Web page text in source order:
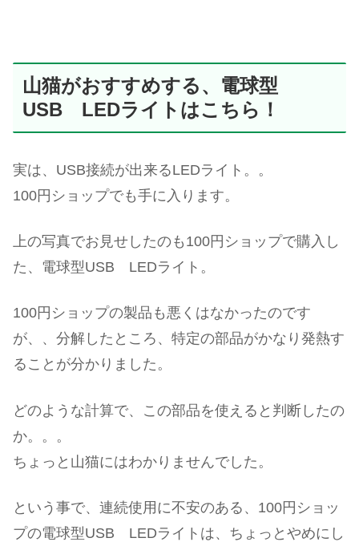
山猫がおすすめする、電球型
USB LEDライトはこちら！
実は、USB接続が出来るLEDライト。。
100円ショップでも手に入ります。
上の写真でお見せしたのも100円ショップで購入し
た、電球型USB LEDライト。
100円ショップの製品も悪くはなかったのです
が、、分解したところ、特定の部品がかなり発熱す
ることが分かりました。
どのような計算で、この部品を使えると判断したの
か。。。
ちょっと山猫にはわかりませんでした。
という事で、連続使用に不安のある、100円ショッ
プの電球型USB LEDライトは、ちょっとやめにし